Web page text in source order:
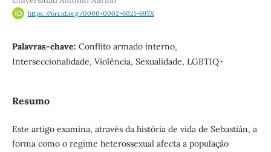
https://orcid.org/0000-0002-6021-695X
Palavras-chave: Conflito armado interno,
Interseccionalidade, Violência, Sexualidade, LGBTIQ+
Resumo
Este artigo examina, através da história de vida de Sebastián, a
forma como o regime heterossexual afecta a população